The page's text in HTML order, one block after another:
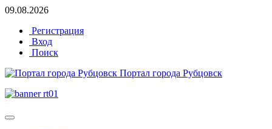
09.08.2026
Регистрация
Вход
Поиск
Портал города Рубцовск